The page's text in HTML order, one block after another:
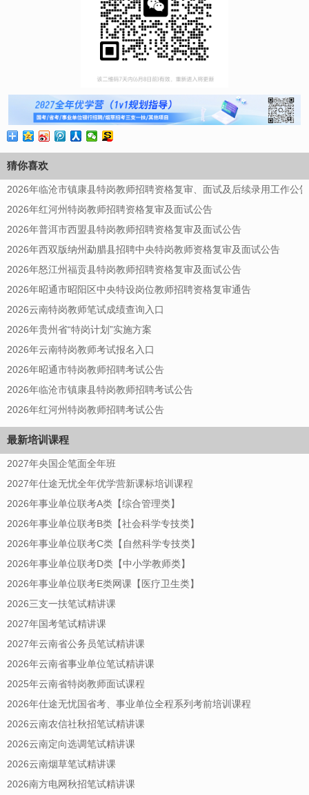
猜你喜欢
2026年临沧市镇康县特岗教师招聘资格复审、面试及后续录用工作公告
2026年红河州特岗教师招聘资格复审及面试公告
2026年普洱市西盟县特岗教师招聘资格复审及面试公告
2026年西双版纳州勐腊县招聘中央特岗教师资格复审及面试公告
2026年怒江州福贡县特岗教师招聘资格复审及面试公告
2026年昭通市昭阳区中央特设岗位教师招聘资格复审通告
2026云南特岗教师笔试成绩查询入口
2026年贵州省“特岗计划”实施方案
2026年云南特岗教师考试报名入口
2026年昭通市特岗教师招聘考试公告
2026年临沧市镇康县特岗教师招聘考试公告
2026年红河州特岗教师招聘考试公告
最新培训课程
2027年央国企笔面全年班
2027年仕途无忧全年优学营新课标培训课程
2026年事业单位联考A类【综合管理类】
2026年事业单位联考B类【社会科学专技类】
2026年事业单位联考C类【自然科学专技类】
2026年事业单位联考D类【中小学教师类】
2026年事业单位联考E类网课【医疗卫生类】
2026三支一扶笔试精讲课
2027年国考笔试精讲课
2027年云南省公务员笔试精讲课
2026年云南省事业单位笔试精讲课
2025年云南省特岗教师面试课程
2026年仕途无忧国省考、事业单位全程系列考前培训课程
2026云南农信社秋招笔试精讲课
2026云南定向选调笔试精讲课
2026云南烟草笔试精讲课
2026南方电网秋招笔试精讲课